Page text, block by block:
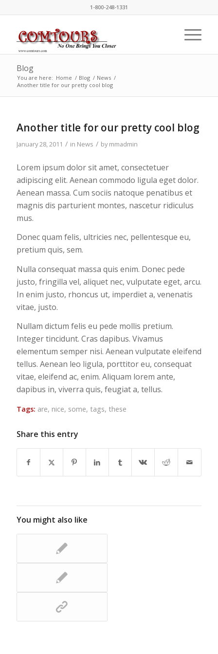
1-800-248-1331
Blog
You are here: Home / Blog / News /
Another title for our pretty cool blog
Another title for our pretty cool blog
January 28, 2011 / in News / bymmadmin
Lorem ipsum dolor sit amet, consectetuer
adipiscing elit. Aenean commodo ligula eget dolor.
Aenean massa. Cum sociis natoque penatibus et
magnis dis parturient montes, nascetur ridiculus
mus.
Donec quam felis, ultricies nec, pellentesque eu,
pretium quis, sem.
Nulla consequat massa quis enim. Donec pede
justo, fringilla vel, aliquet nec, vulputate eget, arcu.
In enim justo, rhoncus ut, imperdiet a, venenatis
vitae, justo.
Nullam dictum felis eu pede mollis pretium.
Integer tincidunt. Cras dapibus. Vivamus
elementum semper nisi. Aenean vulputate eleifend
tellus. Aenean leo ligula, porttitor eu, consequat
vitae, eleifend ac, enim. Aliquam lorem ante,
dapibus in, viverra quis, feugiat a, tellus.
Tags: are, nice, some, tags, these
Share this entry
You might also like